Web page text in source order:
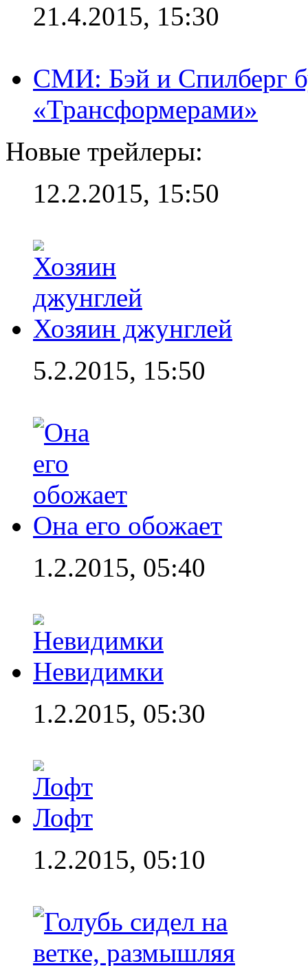
21.4.2015, 15:30
СМИ: Бэй и Спилберг
«Трансформерами»
Новые трейлеры:
12.2.2015, 15:50
Хозяин джунглей
5.2.2015, 15:50
Она его обожает
1.2.2015, 05:40
Невидимки
1.2.2015, 05:30
Лофт
1.2.2015, 05:10